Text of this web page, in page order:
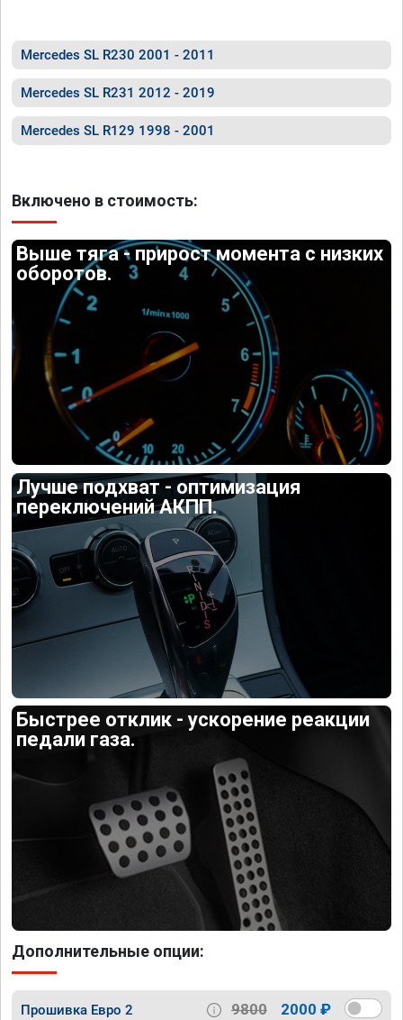
Mercedes SL R230 2001 - 2011
Mercedes SL R231 2012 - 2019
Mercedes SL R129 1998 - 2001
Включено в стоимость:
Выше тяга - прирост момента с низких
оборотов.
Лучше подхват - оптимизация
переключений АКПП.
Быстрее отклик - ускорение реакции
педали газа.
Дополнительные опции:
Прошивка Евро 2 9800 2000 ₽